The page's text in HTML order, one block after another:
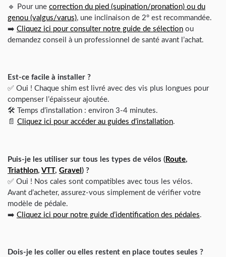
🔹 Pour une correction du pied (supination/pronation) ou du
genou (valgus/varus), une inclinaison de 2° est recommandée.
➡️ Cliquez ici pour consulter notre guide de sélection ou
demandez conseil à un professionnel de santé avant l’achat.
Est-ce facile à installer ?
✅ Oui ! Chaque shim est livré avec des vis plus longues pour
compenser l’épaisseur ajoutée.
🛠️ Temps d’installation : environ 3-4 minutes.
📄 Cliquez ici pour accéder au guides d’installation.
Puis-je les utiliser sur tous les types de vélos ( Route,
Triathlon, VTT, Gravel ) ?
✅ Oui ! Nos cales sont compatibles avec tous les vélos.
Avant d’acheter, assurez-vous simplement de vérifier votre
modèle de pédale.
➡️ Cliquez ici pour notre guide d’identification des pédales.
Dois-je les coller ou elles restent en place toutes seules ?